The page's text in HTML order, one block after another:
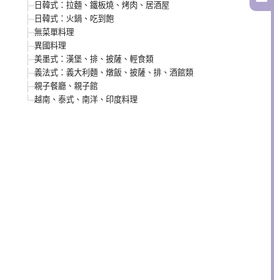
日韓式：拉麵、鐵板燒、烤肉、居酒屋
日韓式：火鍋、吃到飽
無菜單料理
異國料理
美墨式：漢堡、排、披薩、輕食類
義法式：義大利麵、燉飯、披薩、排、酒館類
親子餐廳、親子館
越南、泰式、南洋、印度料理